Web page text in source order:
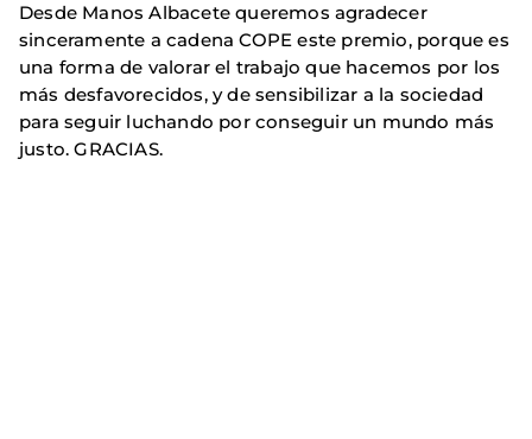
Desde Manos Albacete queremos agradecer
sinceramente a cadena COPE este premio, porque es
una forma de valorar el trabajo que hacemos por los
más desfavorecidos, y de sensibilizar a la sociedad
para seguir luchando por conseguir un mundo más
justo. GRACIAS.